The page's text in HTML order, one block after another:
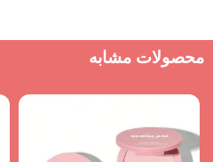
محصولات مشابه